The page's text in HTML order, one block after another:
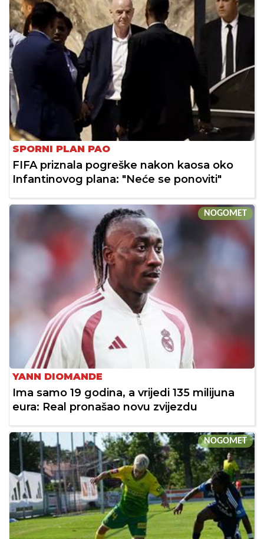
SPORNI PLAN PAO
FIFA priznala pogreške nakon kaosa oko
Infantinovog plana: "Neće se ponoviti"
NOGOMET
YANN DIOMANDE
Ima samo 19 godina, a vrijedi 135 milijuna
eura: Real pronašao novu zvijezdu
NOGOMET